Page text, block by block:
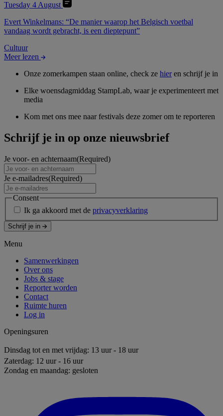
Tuesday 4 August
Evert Winkelmans: “De manier waarop het Belgisch voetbal
vandaag wordt gebracht, is een dieptepunt”
Cultuur
Meer lezen
Onze zomerkampen staan online, check ze hieren schrijf je in
Elke woensdagmiddag StampLab, waar je experimenteert met
media
Kom met ons mee naar festivals deze zomer om te reporteren
Schrijf je in op onze nieuwsbrief
Je voor- en achternaam(Required)
Je e-mailadres(Required)
Consent
Ik ga akkoord met de privacyverklaring
Schrijf je in
Menu
Samenwerkingen
Over ons
Jobs & stage
Reporter worden
Contact
Ruimte huren
Log in
Openingsuren
Dinsdag tot en met vrijdag: 13 uur - 18 uur
Zaterdag: 12 uur - 16 uur
Zondag en maandag: gesloten